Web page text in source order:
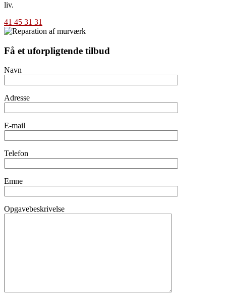
liv.
41 45 31 31
Få et uforpligtende tilbud
Navn
Adresse
E-mail
Telefon
Emne
Opgavebeskrivelse